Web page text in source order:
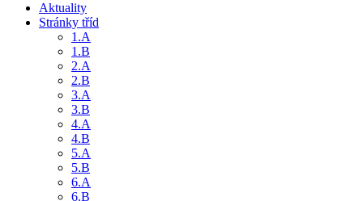
Aktuality
Stránky tříd
1.A
1.B
2.A
2.B
3.A
3.B
4.A
4.B
5.A
5.B
6.A
6.B